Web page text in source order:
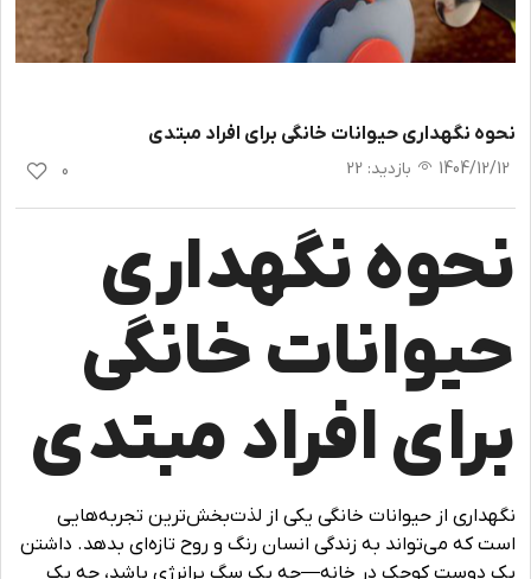
نحوه نگهداری حیوانات خانگی برای افراد مبتدی
1404/12/12 بازدید:
22
0
نحوه نگهداری
حیوانات خانگی
برای افراد مبتدی
نگهداری از حیوانات خانگی یکی از لذت‌بخش‌ترین تجربه‌هایی
است که می‌تواند به زندگی انسان رنگ و روح تازه‌ای بدهد. داشتن
یک دوست کوچک در خانه—چه یک سگ پرانرژی باشد، چه یک